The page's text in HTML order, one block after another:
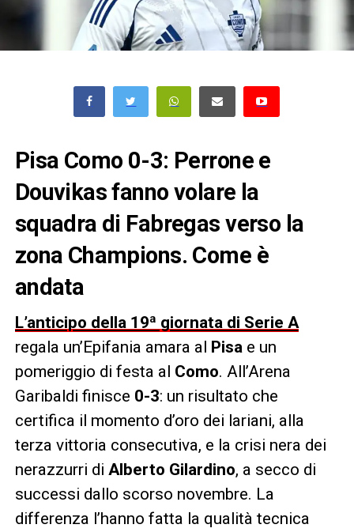
Pisa Como 0-3: Perrone e
Douvikas fanno volare la
squadra di Fabregas verso la
zona Champions. Come è
andata
L’anticipo della 19ª giornata di Serie A
regala un’Epifania amara al Pisa e un
pomeriggio di festa al Como. All’Arena
Garibaldi finisce 0-3: un risultato che
certifica il momento d’oro dei lariani, alla
terza vittoria consecutiva, e la crisi nera dei
nerazzurri di Alberto Gilardino, a secco di
successi dallo scorso novembre. La
differenza l’hanno fatta la qualità tecnica